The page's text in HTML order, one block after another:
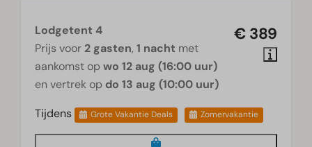
€ 389
Lodgetent 4
Prijs voor 2 gasten, 1 nacht met
aankomst op wo 12 aug (16:00 uur)
en vertrek op do 13 aug (10:00 uur)
Tijdens
Grote Vakantie Deals Zomervakantie